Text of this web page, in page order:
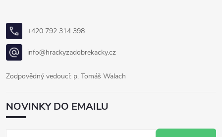
+420 792 314 398
info@hrackyzadobrekacky.cz
Zodpovědný vedoucí: p. Tomáš Walach
NOVINKY DO EMAILU